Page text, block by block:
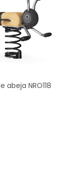
abeja NRO118